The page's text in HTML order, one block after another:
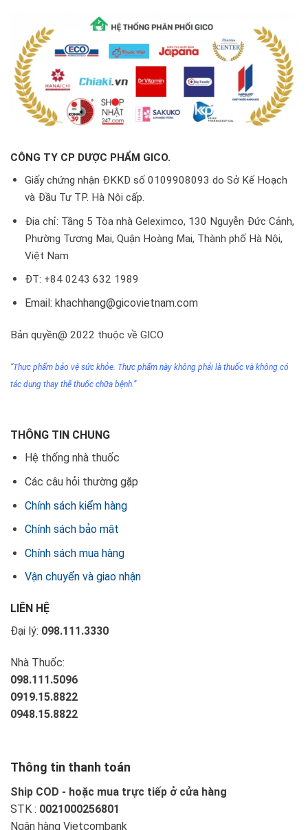
CÔNG TY CP DƯỢC PHẨM GICO.
Giấy chứng nhận ĐKKD số 0109908093 do Sở Kế Hoạch
và Đầu Tư TP. Hà Nội cấp.
Địa chỉ: Tầng 5 Tòa nhà Geleximco, 130 Nguyễn Đức Cảnh,
Phường Tương Mai, Quận Hoàng Mai, Thành phố Hà Nội,
Việt Nam
ĐT: +84 0243 632 1989
Email: khachhang@gicovietnam.com
Bản quyền@ 2022 thuộc về GICO
“Thực phẩm bảo vệ sức khỏe. Thực phẩm này không phải là thuốc và không có
tác dụng thay thế thuốc chữa bệnh.”
THÔNG TIN CHUNG
Hệ thống nhà thuốc
Các câu hỏi thường gặp
Chính sách kiểm hàng
Chính sách bảo mật
Chính sách mua hàng
Vận chuyển và giao nhận
LIÊN HỆ
Đại lý: 098.111.3330
Nhà Thuốc:
098.111.5096
0919.15.8822
0948.15.8822
Thông tin thanh toán
Ship COD - hoặc mua trực tiếp ở cửa hàng
STK : 0021000256801
Ngân hàng Vietcombank